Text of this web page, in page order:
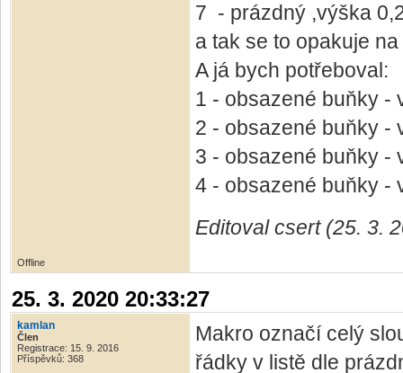
7 - prázdný ,výška
a tak se to opakuje
A já bych potřeboval:
1 - obsazené buňky -
2 - obsazené buňky -
3 - obsazené buňky -
4 - obsazené buňky -
Editoval csert (25. 3.
Offline
25. 3. 2020 20:33:27
kamlan
Člen
Registrace: 15. 9. 2016
Příspěvků: 368
Makro označí celý
řádky v listě dle